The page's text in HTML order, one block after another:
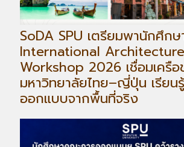
SoDA SPU เตรียมพานักศึกษ
International Architecture
Workshop 2026 เชื่อมเครือ
มหาวิทยาลัยไทย–ญี่ปุ่น เรียน
ออกแบบจากพื้นที่จริง